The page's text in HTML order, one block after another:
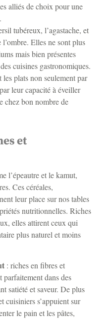
alliés de choix pour une
tubéreux, l’agastache, et
l’ombre. Elles ne sont plus
mais bien présentes
cuisines gastronomiques.
les plats non seulement par
leur capacité à éveiller
chez bon nombre de
et
l’épeautre et le kamut,
Ces céréales,
leur place sur nos tables
nutritionnelles. Riches
elles attirent ceux qui
plus naturel et moins
: riches en fibres et
parfaitement dans des
satiété et saveur. De plus
cuisiniers s’appuient sur
le pain et les pâtes,